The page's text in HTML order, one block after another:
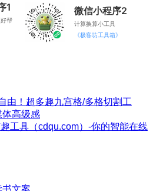
1
帮
微信小程序2
计算换算小工具
《极客坊工具箱》
由！超多趣九宫格/多格切割工
体高级感
工具（cdqu.com）-你的智能在线